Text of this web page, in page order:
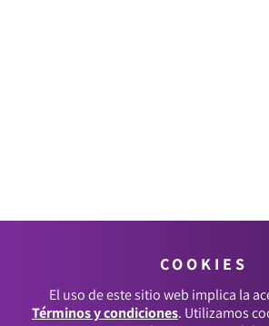
COOKIES
El uso de este sitio web implica la
Términos y condiciones. Utilizamos